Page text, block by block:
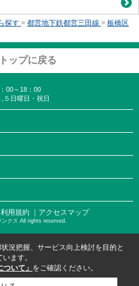
探す > 都営地下鉄都営三田線 > 板橋区
ップに戻る
00～18：00
５日曜日・祝日
利用規約 ｜アクセスマップ
クス All rights reserved.
況把握、サービス向上検討を目的と
ます。
ついて」 をご確認ください。